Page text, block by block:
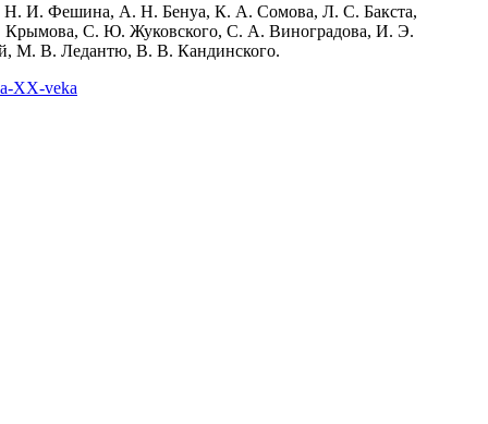
Н. И. Фешина, А. Н. Бенуа, К. А. Сомова, Л. С. Бакста,
С. Ю. Жуковского, С. А. Виноградова, И. Э.
М. В. Ледантю, В. В. Кандинского.
XX-veka